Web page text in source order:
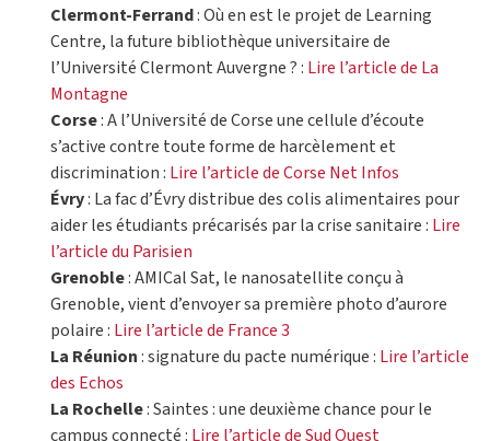
Clermont-Ferrand: Où en est le projet de Learning
Centre, la future bibliothèque universitaire de
l’Université Clermont Auvergne ? : Lire l’article de La
Montagne
Corse: A l’Université de Corse une cellule d’écoute
s’active contre toute forme de harcèlement et
discrimination : Lire l’article de Corse Net Infos
Évry: La fac d’Évry distribue des colis alimentaires pour
aider les étudiants précarisés par la crise sanitaire : Lire
l’article du Parisien
Grenoble: AMICal Sat, le nanosatellite conçu à
Grenoble, vient d’envoyer sa première photo d’aurore
polaire : Lire l’article de France 3
La Réunion: signature du pacte numérique : Lire l’article
des Echos
La Rochelle: Saintes : une deuxième chance pour le
campus connecté : Lire l’article de Sud Ouest